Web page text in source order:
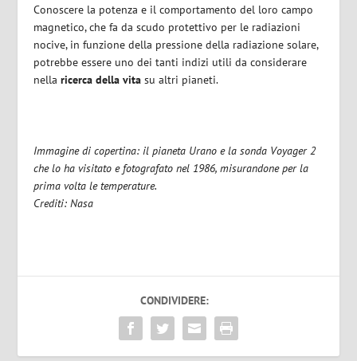
Conoscere la potenza e il comportamento del loro campo
magnetico, che fa da scudo protettivo per le radiazioni
nocive, in funzione della pressione della radiazione solare,
potrebbe essere uno dei tanti indizi utili da considerare
nellaricerca della vita su altri pianeti.
Immagine di copertina: il pianeta Urano e la sonda Voyager 2
che lo ha visitato e fotografato nel 1986, misurandone per la
prima volta le temperature.
Crediti: Nasa
CONDIVIDERE: